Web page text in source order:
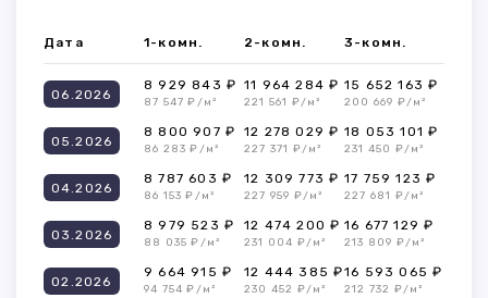
Дата 1-комн. 2-комн. 3-комн.
06.2026
8 929 843 ₽
87 547 ₽/м²
11 964 284 ₽
221 561 ₽/м²
15 652 163 ₽
200 669 ₽/м²
05.2026
8 800 907 ₽
86 283 ₽/м²
12 278 029 ₽
227 371 ₽/м²
18 053 101 ₽
231 450 ₽/м²
04.2026
8 787 603 ₽
86 153 ₽/м²
12 309 773 ₽
227 959 ₽/м²
17 759 123 ₽
227 681 ₽/м²
03.2026
8 979 523 ₽
88 035 ₽/м²
12 474 200 ₽
231 004 ₽/м²
16 677 129 ₽
213 809 ₽/м²
02.2026
9 664 915 ₽
94 754 ₽/м²
12 444 385 ₽
230 452 ₽/м²
16 593 065 ₽
212 732 ₽/м²